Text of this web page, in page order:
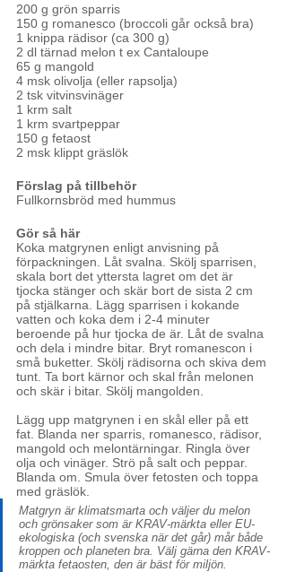
200 g grön sparris
150 g romanesco (broccoli går också bra)
1 knippa rädisor (ca 300 g)
2 dl tärnad melon t ex Cantaloupe
65 g mangold
4 msk olivolja (eller rapsolja)
2 tsk vitvinsvinäger
1 krm salt
1 krm svartpeppar
150 g fetaost
2 msk klippt gräslök
Förslag på tillbehör
Fullkornsbröd med hummus
Gör så här
Koka matgrynen enligt anvisning på
förpackningen. Låt svalna. Skölj sparrisen,
skala bort det yttersta lagret om det är
tjocka stänger och skär bort de sista 2 cm
på stjälkarna. Lägg sparrisen i kokande
vatten och koka dem i 2-4 minuter
beroende på hur tjocka de är. Låt de svalna
och dela i mindre bitar. Bryt romanescon i
små buketter. Skölj rädisorna och skiva dem
tunt. Ta bort kärnor och skal från melonen
och skär i bitar. Skölj mangolden.
Lägg upp matgrynen i en skål eller på ett
fat. Blanda ner sparris, romanesco, rädisor,
mangold och melontärningar. Ringla över
olja och vinäger. Strö på salt och peppar.
Blanda om. Smula över fetosten och toppa
med gräslök.
Matgryn är klimatsmarta och väljer du melon
och grönsaker som är KRAV-märkta eller EU-
ekologiska (och svenska när det går) mår både
kroppen och planeten bra. Välj gärna den KRAV-
märkta fetaosten, den är bäst för miljön.